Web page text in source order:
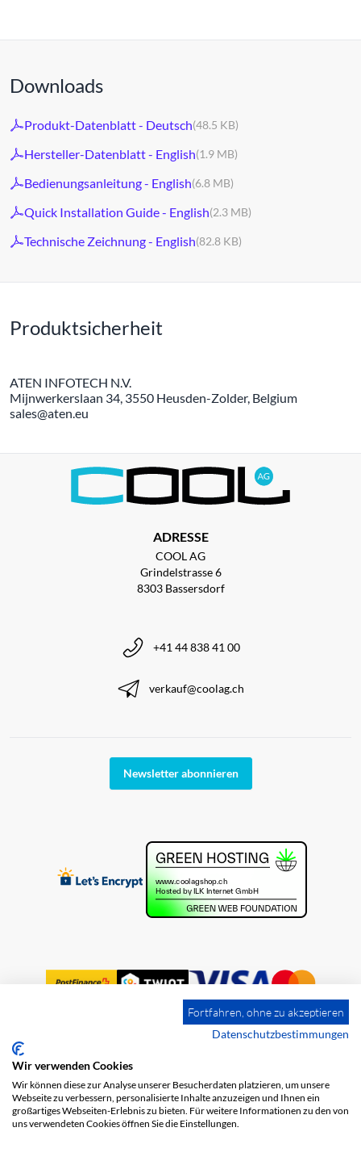
Downloads
Produkt-Datenblatt - Deutsch(48.5 KB)
Hersteller-Datenblatt - English(1.9 MB)
Bedienungsanleitung - English(6.8 MB)
Quick Installation Guide - English(2.3 MB)
Technische Zeichnung - English(82.8 KB)
Produktsicherheit
ATEN INFOTECH N.V.
Mijnwerkerslaan 34, 3550 Heusden-Zolder, Belgium
sales@aten.eu
ADRESSE
COOL AG
Grindelstrasse 6
8303 Bassersdorf
+41 44 838 41 00
verkauf@coolag.ch
Newsletter abonnieren
Impressum
Datenschutz
Fortfahren, ohne zu akzeptieren
Datenschutzbestimmungen
Wir verwenden Cookies
Wir können diese zur Analyse unserer Besucherdaten platzieren, um unsere
Webseite zu verbessern, personalisierte Inhalte anzuzeigen und Ihnen ein
großartiges Webseiten-Erlebnis zu bieten. Für weitere Informationen zu den von
uns verwendeten Cookies öffnen Sie die Einstellungen.